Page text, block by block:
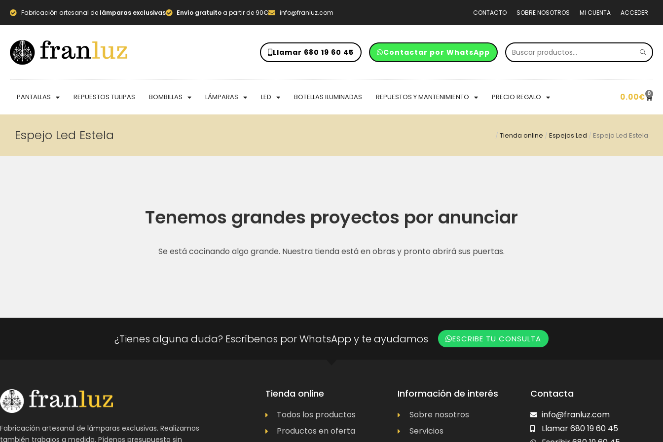
Fabricación artesanal de lámparas exclusivas Envío gratuitoa partir de 90€ info@franluz.com CONTACTO SOBRE NOSOTROS MI CUENTA ACCEDER
Llamar 680 19 60 45 Contactar por WhatsApp
PANTALLAS REPUESTOS TULIPAS BOMBILLAS LÁMPARAS LED BOTELLAS ILUMINADAS REPUESTOS Y MANTENIMIENTO PRECIO REGALO 0.00€ 0
Espejo Led Estela / Tienda online / Espejos Led / Espejo Led Estela
Tenemos grandes proyectos por anunciar
Se está cocinando algo grande. Nuestra tienda está en obras y pronto abrirá sus puertas.
¿Tienes alguna duda? Escríbenos por WhatsApp y te ayudamos ESCRIBE TU CONSULTA
Fabricación artesanal de lámparas exclusivas. Realizamos
también trabajos a medida. Pídenos presupuesto sin
Tienda online
Todos los productos
Productos en oferta
Información de interés
Sobre nosotros
Servicios
Contacta
info@franluz.com
Llamar 680 19 60 45